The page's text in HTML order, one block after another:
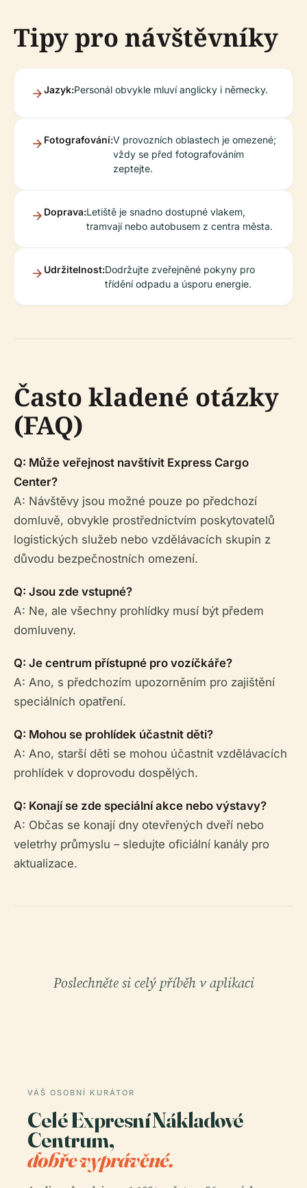
Tipy pro návštěvníky
Jazyk:Personál obvykle mluví anglicky i německy.
Fotografování:V provozních oblastech je omezené;
vždy se před fotografováním
zeptejte.
Doprava:Letiště je snadno dostupné vlakem,
tramvají nebo autobusem z centra města.
Udržitelnost:Dodržujte zveřejněné pokyny pro
třídění odpadu a úsporu energie.
Často kladené otázky
(FAQ)
Q: Může veřejnost navštívit Express Cargo
Center?
A: Návštěvy jsou možné pouze po předchozí
domluvě, obvykle prostřednictvím poskytovatelů
logistických služeb nebo vzdělávacích skupin z
důvodu bezpečnostních omezení.
Q: Jsou zde vstupné?
A: Ne, ale všechny prohlídky musí být předem
domluveny.
Q: Je centrum přístupné pro vozíčkáře?
A: Ano, s předchozím upozorněním pro zajištění
speciálních opatření.
Q: Mohou se prohlídek účastnit děti?
A: Ano, starší děti se mohou účastnit vzdělávacích
prohlídek v doprovodu dospělých.
Q: Konají se zde speciální akce nebo výstavy?
A: Občas se konají dny otevřených dveří nebo
veletrhy průmyslu – sledujte oficiální kanály pro
aktualizace.
Poslechněte si celý příběh v aplikaci
VÁŠ OSOBNÍ KURÁTOR
Celé Expresní Nákladové
Centrum,
dobře vyprávěné.